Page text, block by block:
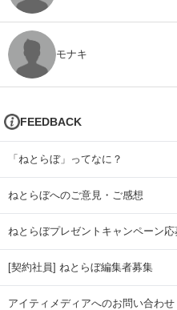
モナキ
FEEDBACK
「ねとらぼ」ってなに？
ねとらぼへのご意見・ご感想
ねとらぼプレゼントキャンペーン応
[契約社員] ねとらぼ編集者募集
アイティメディアへのお問い合わせ